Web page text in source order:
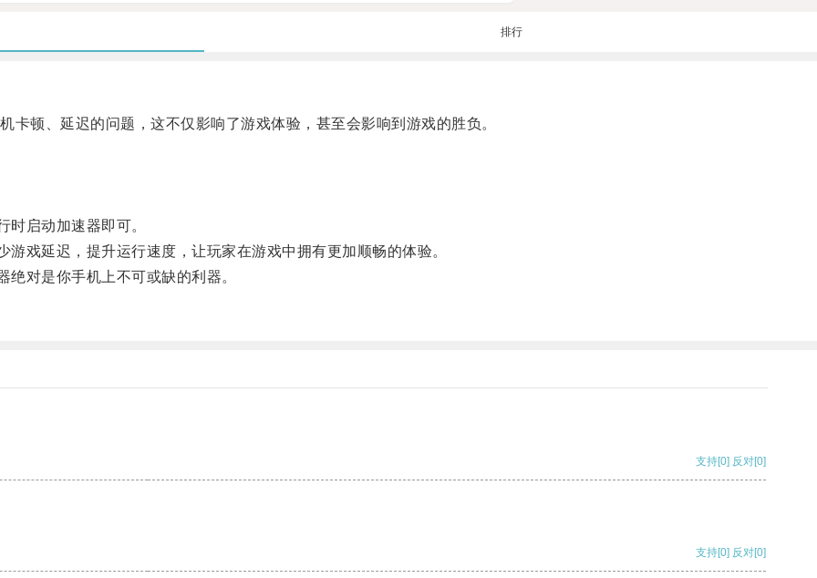
排行
顿、延迟的问题，这不仅影响了游戏体验，甚至会影响到游戏的胜负。
启动加速器即可。
延迟，提升运行速度，让玩家在游戏中拥有更加顺畅的体验。
对是你手机上不可或缺的利器。
支持[0] 反对[0]
支持[0] 反对[0]